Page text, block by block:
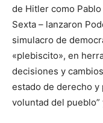
de Hitler como
Sexta – lanzaron
simulacro de
«plebiscito», en
decisiones y
estado de derecho y
voluntad del pueblo”